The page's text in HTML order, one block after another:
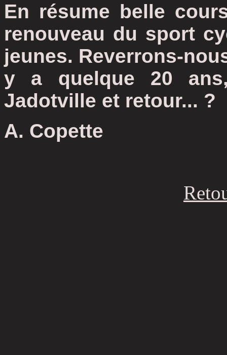
En résume belle
renouveau du sport
jeunes. Reverrons-
y a quelque 20
Jadotville et retour... ?
A. Copette